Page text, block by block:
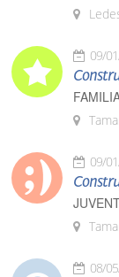
09/
09/
08/